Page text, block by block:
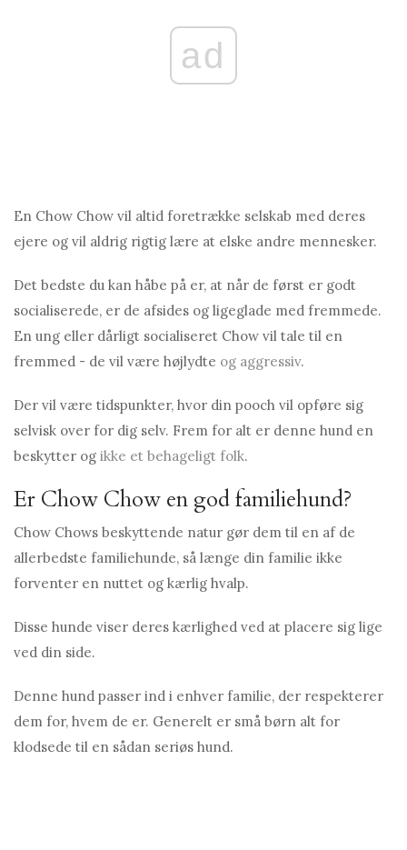
ad
En Chow Chow vil altid foretrække selskab med deres
ejere og vil aldrig rigtig lære at elske andre mennesker.
Det bedste du kan håbe på er, at når de først er godt
socialiserede, er de afsides og ligeglade med fremmede.
En ung eller dårligt socialiseret Chow vil tale til en
fremmed - de vil være højlydte og aggressiv.
Der vil være tidspunkter, hvor din pooch vil opføre sig
selvisk over for dig selv. Frem for alt er denne hund en
beskytter og ikke et behageligt folk.
Er Chow Chow en god familiehund?
Chow Chows beskyttende natur gør dem til en af ​​de
allerbedste familiehunde, så længe din familie ikke
forventer en nuttet og kærlig hvalp.
Disse hunde viser deres kærlighed ved at placere sig lige
ved din side.
Denne hund passer ind i enhver familie, der respekterer
dem for, hvem de er. Generelt er små børn alt for
klodsede til en sådan seriøs hund.